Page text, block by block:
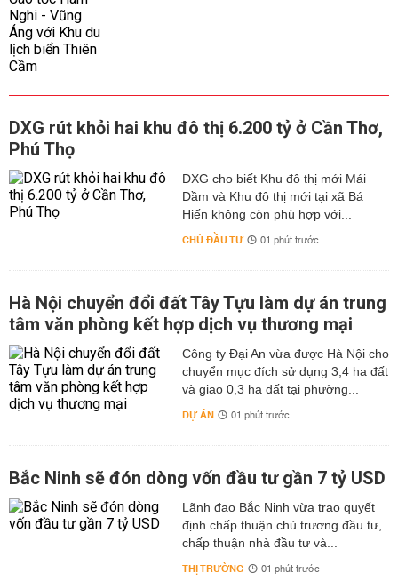
DXG rút khỏi hai khu đô thị 6.200 tỷ ở Cần Thơ,
Phú Thọ
DXG cho biết Khu đô thị mới Mái
Dầm và Khu đô thị mới tại xã Bá
Hiến không còn phù hợp với...
CHỦ ĐẦU TƯ 01 phút trước
Hà Nội chuyển đổi đất Tây Tựu làm dự án trung
tâm văn phòng kết hợp dịch vụ thương mại
Công ty Đại An vừa được Hà Nội cho
chuyển mục đích sử dụng 3,4 ha đất
và giao 0,3 ha đất tại phường...
DỰ ÁN 01 phút trước
Bắc Ninh sẽ đón dòng vốn đầu tư gần 7 tỷ USD
Lãnh đạo Bắc Ninh vừa trao quyết
định chấp thuận chủ trương đầu tư,
chấp thuận nhà đầu tư và...
THỊ TRƯỜNG 01 phút trước